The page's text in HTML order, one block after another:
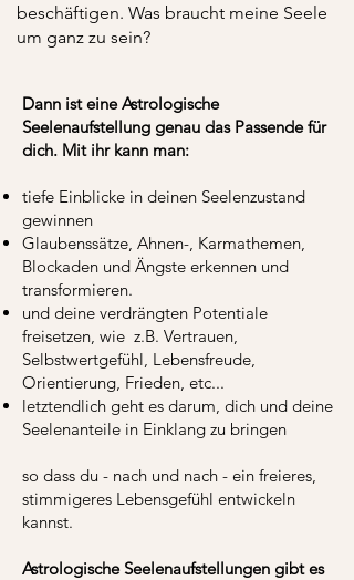
beschäftigen. Was braucht meine Seele
um ganz zu sein?
Dann ist eine Astrologische
Seelenaufstellung genau das Passende für
dich. Mit ihr kann man:
tiefe Einblicke in deinen Seelenzustand
gewinnen
Glaubenssätze, Ahnen-, Karmathemen,
Blockaden und Ängste erkennen und
transformieren.
und deine verdrängten Potentiale
freisetzen, wie z.B. Vertrauen,
Selbstwertgefühl, Lebensfreude,
Orientierung, Frieden, etc...
letztendlich geht es darum, dich und deine
Seelenanteile in Einklang zu bringen
so dass du - nach und nach - ein freieres,
stimmigeres Lebensgefühl entwickeln
kannst.
Astrologische Seelenaufstellungen gibt es